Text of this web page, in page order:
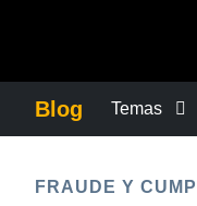
Blog Temas
FRAUDE Y